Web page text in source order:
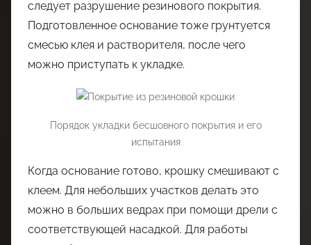
следует разрушение резинового покрытия.
Подготовленное основание тоже грунтуется
смесью клея и растворителя, после чего
можно приступать к укладке.
Порядок укладки бесшовного покрытия и его
испытания
Когда основание готово, крошку смешивают с
клеем. Для небольших участков делать это
можно в больших ведрах при помощи дрели с
соответствующей насадкой. Для работы